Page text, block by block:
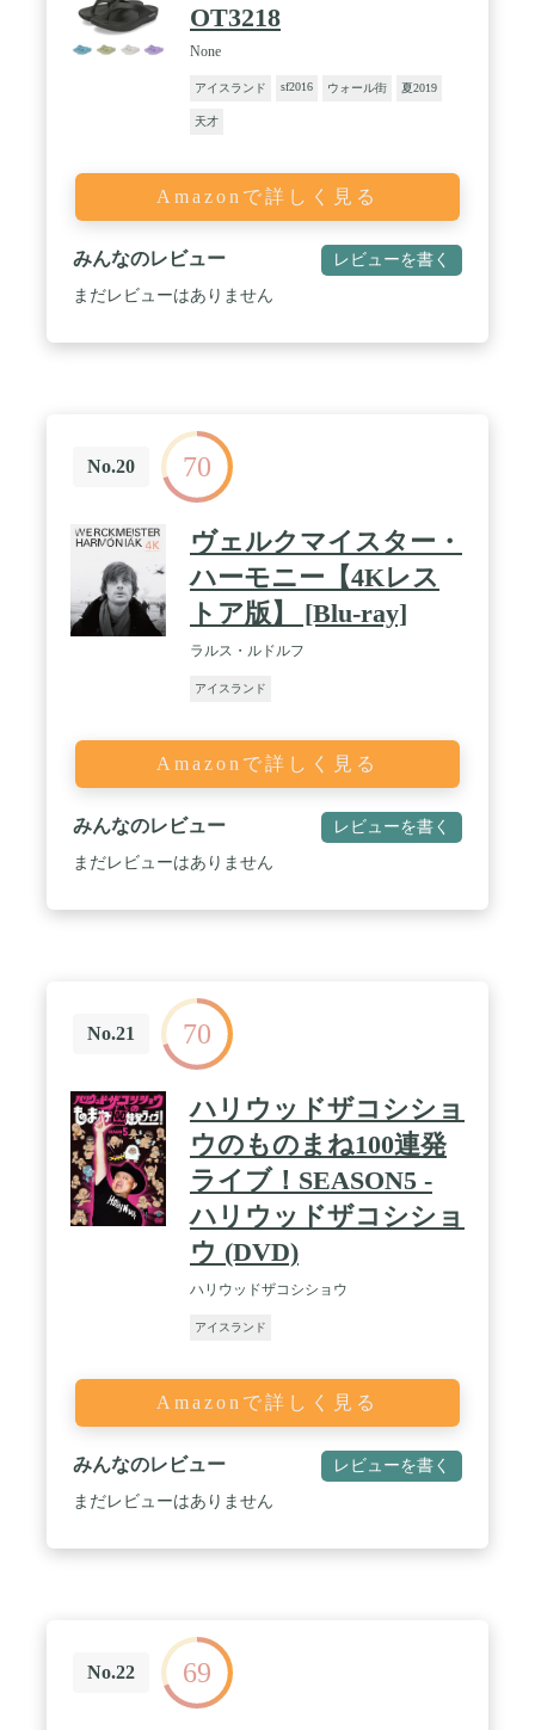
OT3218
None
アイスランド sf2016 ウォール街 夏2019
天才
Amazonで詳しく見る
みんなのレビュー レビューを書く
まだレビューはありません
No.20 70
ヴェルクマイスター・
ハーモニー【4Kレス
トア版】 [Blu-ray]
ラルス・ルドルフ
アイスランド
Amazonで詳しく見る
みんなのレビュー レビューを書く
まだレビューはありません
No.21 70
ハリウッドザコシショ
ウのものまね100連発
ライブ！SEASON5 -
ハリウッドザコシショ
ウ (DVD)
ハリウッドザコシショウ
アイスランド
Amazonで詳しく見る
みんなのレビュー レビューを書く
まだレビューはありません
No.22 69